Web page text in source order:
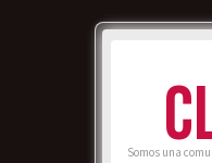
Somos una